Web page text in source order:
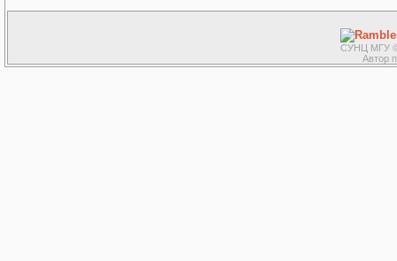
СУНЦ МГУ ©
Автор